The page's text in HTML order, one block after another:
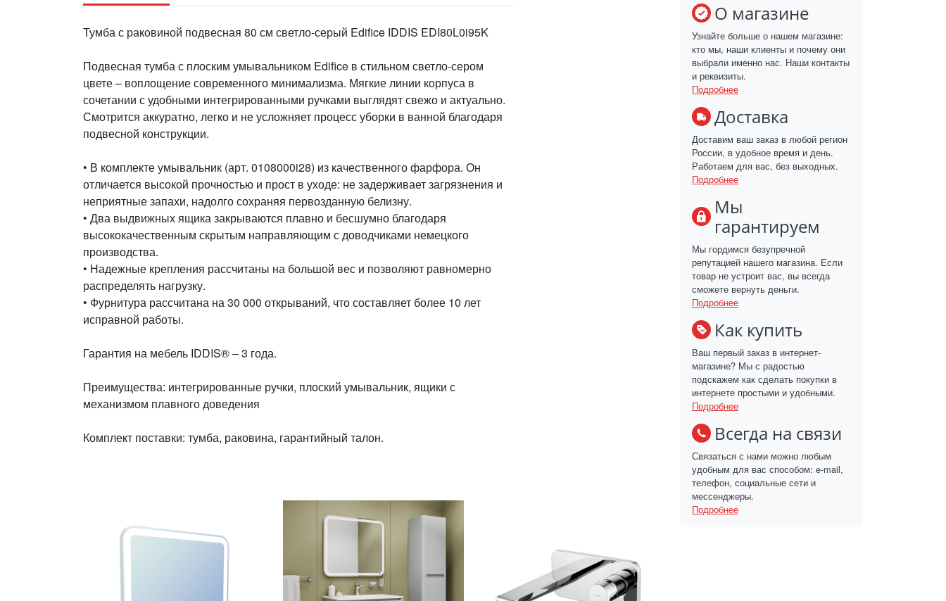
Тумба с раковиной подвесная 80 см светло-серый Edifice IDDIS EDI80L0i95K
Подвесная тумба с плоским умывальником Edifice в стильном светло-сером
цвете – воплощение современного минимализма. Мягкие линии корпуса в
сочетании с удобными интегрированными ручками выглядят свежо и актуально.
Смотрится аккуратно, легко и не усложняет процесс уборки в ванной благодаря
подвесной конструкции.
• В комплекте умывальник (арт. 0108000i28) из качественного фарфора. Он
отличается высокой прочностью и прост в уходе: не задерживает загрязнения и
неприятные запахи, надолго сохраняя первозданную белизну.
• Два выдвижных ящика закрываются плавно и бесшумно благодаря
высококачественным скрытым направляющим с доводчиками немецкого
производства.
• Надежные крепления рассчитаны на большой вес и позволяют равномерно
распределять нагрузку.
• Фурнитура рассчитана на 30 000 открываний, что составляет более 10 лет
исправной работы.
Гарантия на мебель IDDIS® – 3 года.
Преимущества: интегрированные ручки, плоский умывальник, ящики с
механизмом плавного доведения
Комплект поставки: тумба, раковина, гарантийный талон.
О магазине
Узнайте больше о нашем магазине:
кто мы, наши клиенты и почему они
выбрали именно нас. Наши контакты
и реквизиты.
Подробнее
Доставка
Доставим ваш заказ в любой регион
России, в удобное время и день.
Работаем для вас, без выходных.
Подробнее
Мы
гарантируем
Мы гордимся безупречной
репутацией нашего магазина. Если
товар не устроит вас, вы всегда
сможете вернуть деньги.
Подробнее
Как купить
Ваш первый заказ в интернет-
магазине? Мы с радостью
подскажем как сделать покупки в
интернете простыми и удобными.
Подробнее
Всегда на связи
Связаться с нами можно любым
удобным для вас способом: e-mail,
телефон, социальные сети и
мессенджеры.
Подробнее